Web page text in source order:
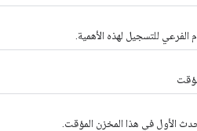
للتسجيل لهذه الأهمية.
الأول في هذا المخزن المؤقت.